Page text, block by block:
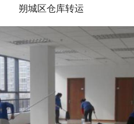
朔城区仓库转运